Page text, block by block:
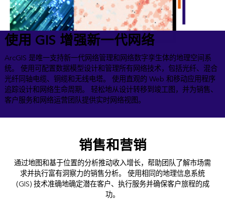
使用 GIS 增强新一代网络
ArcGIS 是唯一支持新一代网络管理和网络数字孪生体的地理空间系
统。 使用可配置数据模型设计和管理所有网络技术，包括光纤、混合
光纤同轴电缆、铜缆和无线电塔。 使用直观的 Web 和移动应用程序
追踪设计和网络生命周期。 轻松地从设计转移到竣工图，并为销售、
客户服务和网络运营团队提供实时网络视图。
销售和营销
通过地图和基于位置的分析推动收入增长，帮助团队了解市场需
求并执行富有洞察力的销售分析。 使用相同的地理信息系统
(GIS) 技术准确地确定潜在客户、执行服务并确保客户旅程的成
功。